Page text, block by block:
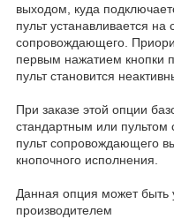
выходом, куда
пульт устанавливается
сопровождающего.
первым нажатием кнопки
пульт становится
При заказе этой опции
стандартным или
пульт сопровождающего
кнопочного исполнения.
Данная опция может быть
производителем